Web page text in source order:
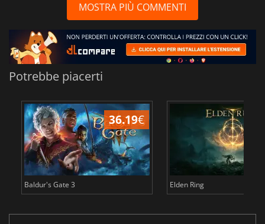
MOSTRA PIÙ COMMENTI
Potrebbe piacerti
36.19€
Baldur's Gate 3 Elden Ring